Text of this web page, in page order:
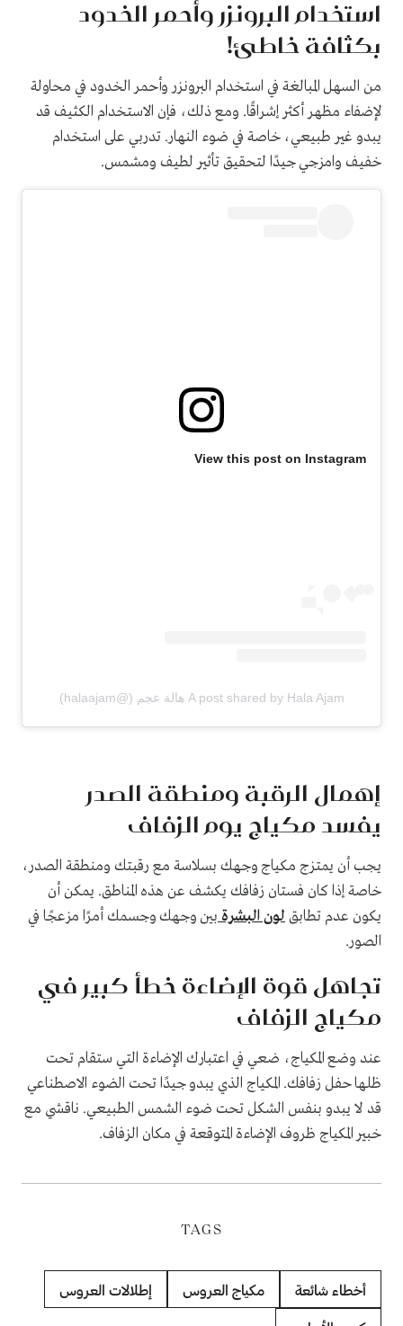
استخدام البرونزر وأحمر الخدود
بكثافة خاطئ!
من السهل المبالغة في استخدام البرونزر وأحمر الخدود في محاولة
لإضفاء مظهر أكثر إشراقًا. ومع ذلك، فإن الاستخدام الكثيف قد
يبدو غير طبيعي، خاصة في ضوء النهار. تدربي على استخدام
خفيف وامزجي جيدًا لتحقيق تأثير لطيف ومشمس.
View this post on Instagram
A post shared by Hala Ajam هالة عجم (@halaajam)
إهمال الرقبة ومنطقة الصدر
يفسد مكياج يوم الزفاف
يجب أن يمتزج مكياج وجهك بسلاسة مع رقبتك ومنطقة الصدر،
خاصة إذا كان فستان زفافك يكشف عن هذه المناطق. يمكن أن
يكون عدم تطابقلون البشرةبين وجهك وجسمك أمرًا مزعجًا في
الصور.
تجاهل قوة الإضاءة خطأ كبير في
مكياج الزفاف
عند وضع المكياج، ضعي في اعتبارك الإضاءة التي ستقام تحت
ظلها حفل زفافك. المكياج الذي يبدو جيدًا تحت الضوء الاصطناعي
قد لا يبدو بنفس الشكل تحت ضوء الشمس الطبيعي. ناقشي مع
خبير المكياج ظروف الإضاءة المتوقعة في مكان الزفاف.
TAGS
أخطاء شائعة مكياج العروس إطلالات العروس